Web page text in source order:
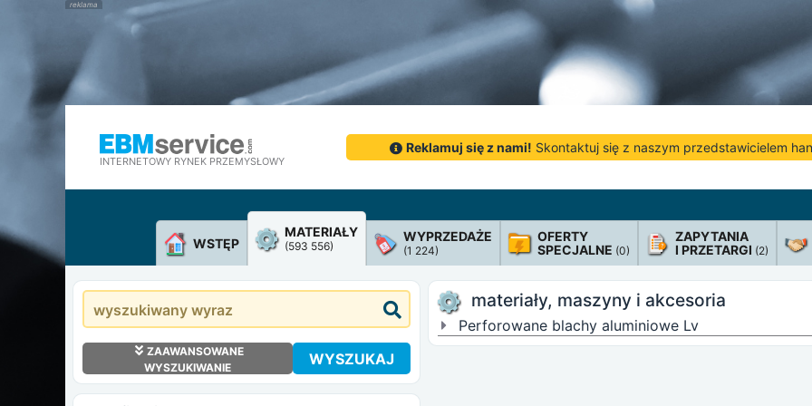
INTERNETOWY RYNEK PRZEMYSŁOWY
Reklamuj się z nami! Skontaktuj się z naszym przedstawicielem
WSTĘP
MATERIAŁY
(593 556)
WYPRZEDAŻE
(1 224)
OFERTY
SPECJALNE (0)
ZAPYTANIA
I PRZETARGI (2)
ZAAWANSOWANE
WYSZUKIWANIE
WYSZUKAJ
materiały, maszyny i akcesoria
Perforowane blachy aluminiowe Lv